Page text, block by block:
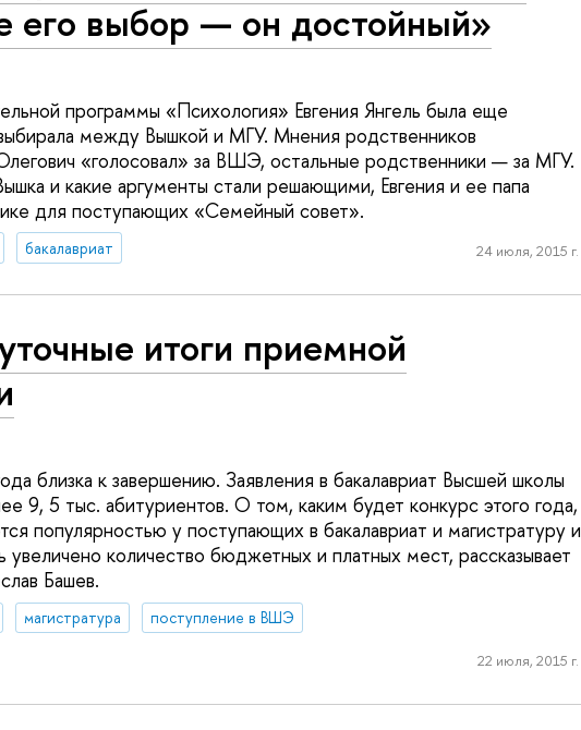
его выбор — он достойный»
программы «Психология» Евгения Янгель была еще
между Вышкой и МГУ. Мнения родственников
«голосовал» за ВШЭ, остальные родственники — за МГУ.
и какие аргументы стали решающими, Евгения и ее папа
для поступающих «Семейный совет».
бакалавриат 24 июля, 2015 г.
итоги приемной
близка к завершению. Заявления в бакалавриат Высшей школы
9, 5 тыс. абитуриентов. О том, каким будет конкурс этого года,
популярностью у поступающих в бакалавриат и магистратуру и
увеличено количество бюджетных и платных мест, рассказывает
Башев.
магистратура
поступление в ВШЭ
22 июля, 2015 г.